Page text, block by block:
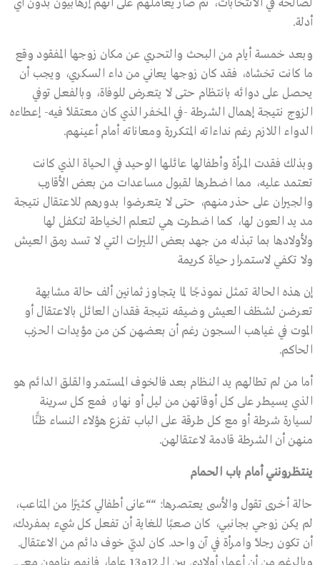
لصالحه في الانتخابات، ثم صار يعاملهم على أنهم إرهابيون بدون أي
أدلة.
وبعد خمسة أيام من البحث والتحري عن مكان زوجها المفقود وقع
ما كانت تخشاه، فقد كان زوجها يعاني من داء السكري، ويجب أن
يحصل على دوائه بانتظام حتى لا يتعرض للوفاة، وبالفعل توفي
الزوج نتيجة إهمال الشرطة -في المخفر الذي كان معتقلاً فيه- إعطاءه
الدواء اللازم رغم نداءاته المتكررة ومعاناته أمام أعينهم.
وبذلك فقدت المرأة وأطفالها عائلها الوحيد في الحياة الذي كانت
تعتمد عليه، مما اضطرها لقبول مساعدات من بعض الأقارب
والجيران على حذر منهم، حتى لا يتعرضوا بدورهم للاعتقال نتيجة
مد يد العون لها، كما اضطرت هي لتعلم الخياطة لتكفل لها
ولأولادها بما تبذله من جهد بعض الليرات التي لا تسد رمق العيش
ولا تكفي لاستمرار حياة كريمة
إن هذه الحالة تمثل نموذجًا لما يتجاوز ثمانين ألف حالة مشابهة
تعرضن لشظف العيش وضيقه نتيجة فقدان العائل بالاعتقال أو
الموت في غياهب السجون رغم أن بعضهن كن من مؤيدات الحزب
الحاكم.
أما من لم تطالهم يد النظام بعد فالخوف المستمر والقلق الدائم هو
الذي يسيطر على كل أوقاتهن من ليل أو نهار، فمع كل سرينة
لسيارة شرطة أو مع كل طرقة على الباب تفزع هؤلاء النساء ظنًّا
منهن أن الشرطة قادمة لاعتقالهن.
ينتظرونني أمام باب الحمام
حالة أخرى تقول والأسى يعتصرها: ““عانى أطفالي كثيرًا من المتاعب،
لم يكن زوجي بجانبي، كان صعبًا للغاية أن تفعل كل شيء بمفردك،
أن تكون رجلًا وامرأة في آن واحد. كان لديّ خوف دائم من الاعتقال.